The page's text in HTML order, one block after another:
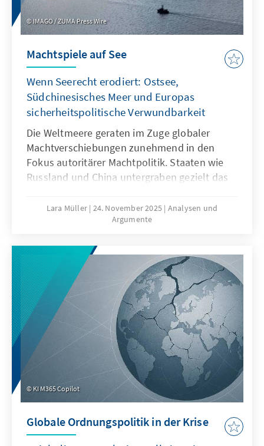
IMAGO / ZUMA Press Wire
Machtspiele auf See
Wenn Seerecht erodiert: Ostsee,
Südchinesisches Meer und Europas
sicherheitspolitische Verwundbarkeit
Die Weltmeere geraten im Zuge globaler
Machtverschiebungen zunehmend in den
Fokus autoritärer Machtpolitik. Staaten wie
Russland und China untergraben gezielt das
formen – eine Praxis, die als „Lawfare“
bekannt ist. In der Ostsee zeigen
Südchinesischen Meer demonstriert China,
wie Recht zur Machtfrage wird. Beide Fälle
verdeutlichen: Wo das Seerecht unterwandert
wird, geraten Europas Sicherheit,
Handlungsfähigkeit und die regelbasierte
Ordnung ins Wanken.
Lara Müller 24. November 2025 Analysen und
Argumente
KI M365 Copilot
Globale Ordnungspolitik in der Krise